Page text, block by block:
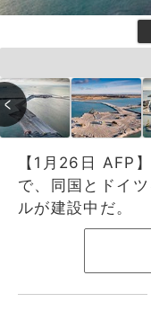
【1月26日 AFP
で、同国とドイ
ルが建設中だ。